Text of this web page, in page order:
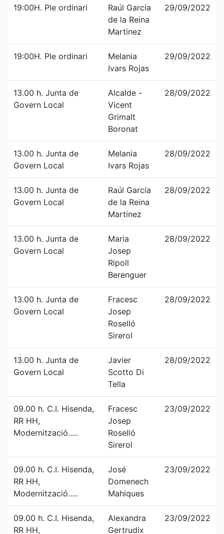
19:00H. Ple ordinari
Raúl García
de la Reina
Martinez
29/09/2022
19:00H. Ple ordinari
Melania
Ivars Rojas
29/09/2022
13.00 h. Junta de
Govern Local
Alcalde -
Vicent
Grimalt
Boronat
28/09/2022
13.00 h. Junta de
Govern Local
Melania
Ivars Rojas
28/09/2022
13.00 h. Junta de
Govern Local
Raúl García
de la Reina
Martinez
28/09/2022
13.00 h. Junta de
Govern Local
Maria
Josep
Ripoll
Berenguer
28/09/2022
13.00 h. Junta de
Govern Local
Fracesc
Josep
Roselló
Sirerol
28/09/2022
13.00 h. Junta de
Govern Local
Javier
Scotto Di
Tella
28/09/2022
09.00 h. C.I. Hisenda,
RR HH,
Modernització.....
Fracesc
Josep
Roselló
Sirerol
23/09/2022
09.00 h. C.I. Hisenda,
RR HH,
Modernització.....
José
Domenech
Mahiques
23/09/2022
09.00 h. C.I. Hisenda,
RR HH,
Alexandra
Gertrudix
23/09/2022